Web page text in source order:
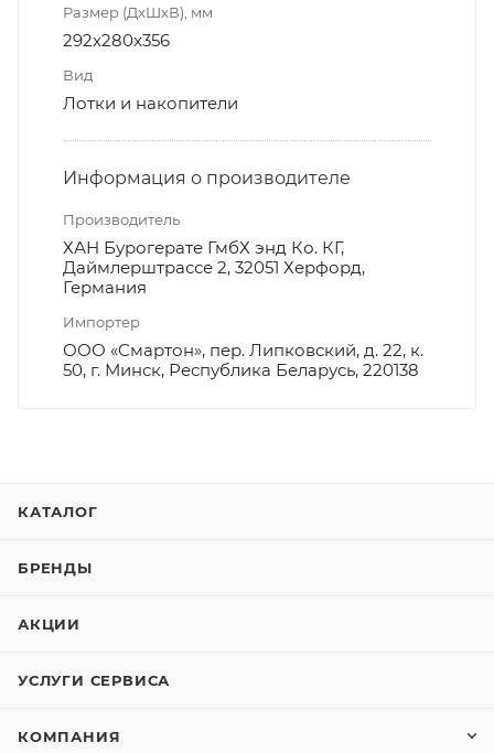
Размер (ДxШxВ), мм
292x280x356
Вид
Лотки и накопители
Информация о производителе
Производитель
ХАН Бурогерате ГмбХ энд Ко. КГ,
Даймлерштрассе 2, 32051 Херфорд,
Германия
Импортер
ООО «Смартон», пер. Липковский, д. 22, к.
50, г. Минск, Республика Беларусь, 220138
КАТАЛОГ
БРЕНДЫ
АКЦИИ
УСЛУГИ СЕРВИСА
КОМПАНИЯ